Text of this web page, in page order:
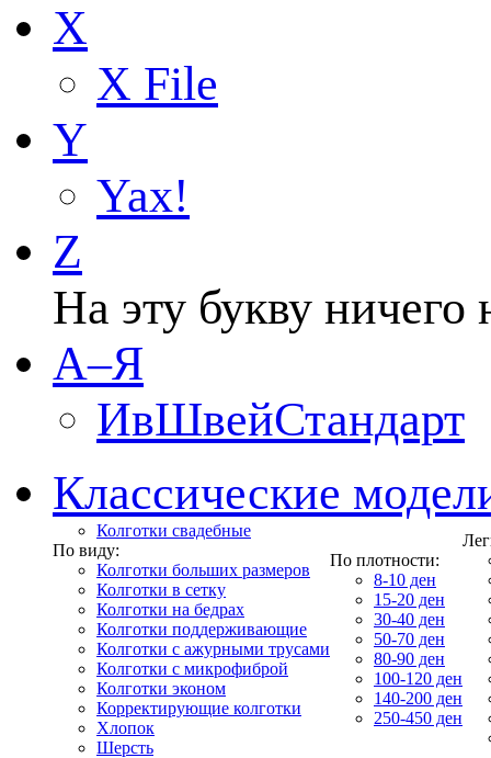
X
X File
Y
Yax!
Z
На эту букву ничего
А–Я
ИвШвейСтандарт
Классические
Колготки свадебные
По виду:
Колготки больших размеров
Колготки в сетку
Колготки на бедрах
Колготки поддерживающие
Колготки с ажурными трусами
Колготки с микрофиброй
Колготки эконом
Корректирующие колготки
Хлопок
Шерсть
По плотности:
8-10 ден
15-20 ден
30-40 ден
50-70 ден
80-90 ден
100-120 ден
140-200 ден
250-450 ден